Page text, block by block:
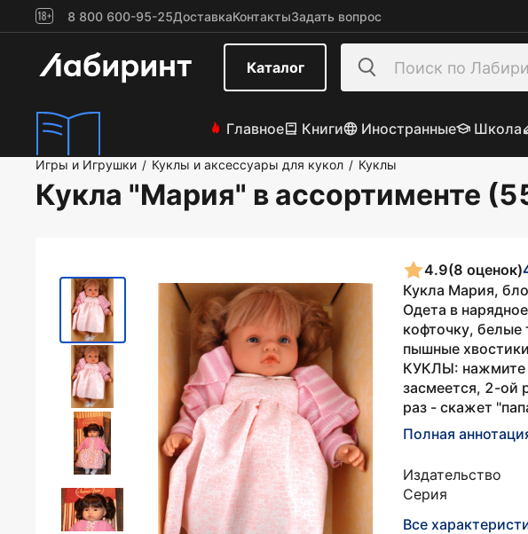
8 800 600-95-25ДоставкаКонтактыЗадать вопрос
Каталог
Главное Книги Иностранные Школа
Игры и Игрушки / Куклы и аксессуары для кукол / Куклы
Кукла "Мария" в ассортименте
4.9(8 оценок)
Кукла Мария,
Одета в
кофточку,
пышные
КУКЛЫ: нажмите
засмеется, 2-ой
раз - скажет
Полная
Издательство
Серия
Все